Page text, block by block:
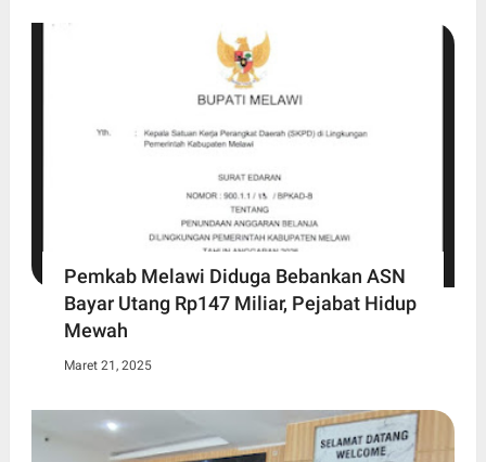
Pemkab Melawi Diduga Bebankan ASN
Bayar Utang Rp147 Miliar, Pejabat Hidup
Mewah
Maret 21, 2025